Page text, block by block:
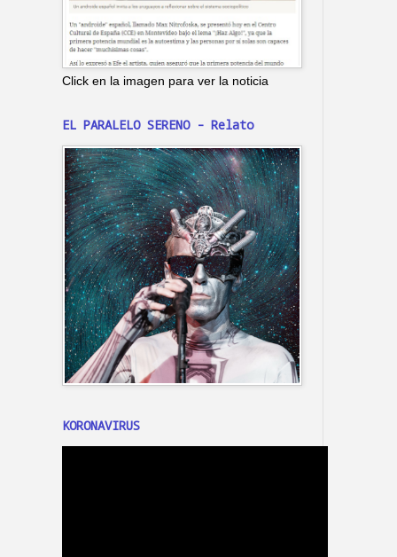
Click en la imagen para ver la noticia
EL PARALELO SERENO - Relato
KORONAVIRUS